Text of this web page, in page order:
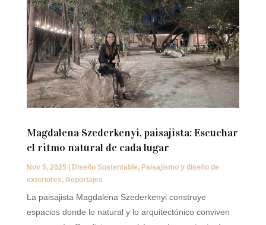
Magdalena Szederkenyi, paisajista: Escuchar
el ritmo natural de cada lugar
Nov 5, 2025| Diseño Sustentable, Paisajismo y diseño de
exteriores, Reportajes
La paisajista Magdalena Szederkenyi construye
espacios donde lo natural y lo arquitectónico conviven